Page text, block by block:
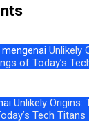
mengenai Unlikely
of Today’s
Unlikely Origins:
Tech Titans